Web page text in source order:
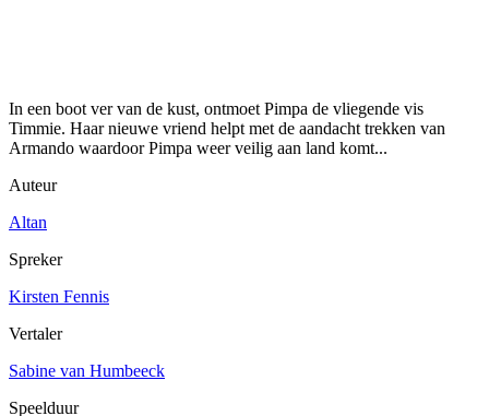
In een boot ver van de kust, ontmoet Pimpa de vliegende vis
Timmie. Haar nieuwe vriend helpt met de aandacht trekken van
Armando waardoor Pimpa weer veilig aan land komt...
Auteur
Altan
Spreker
Kirsten Fennis
Vertaler
Sabine van Humbeeck
Speelduur